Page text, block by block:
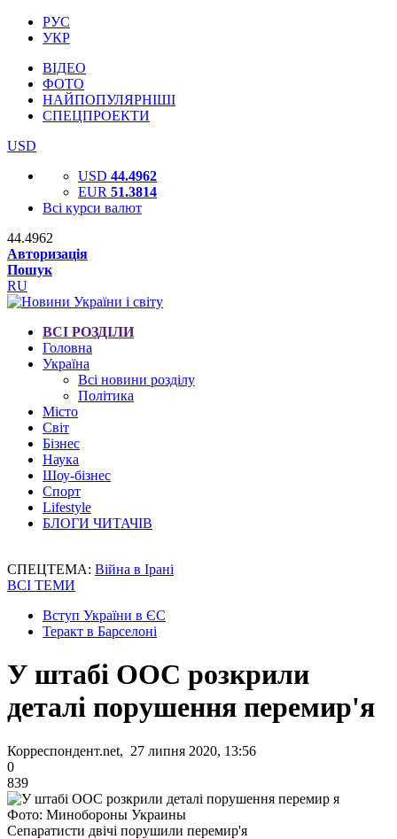
РУС
УКР
ВІДЕО
ФОТО
НАЙПОПУЛЯРНІШІ
СПЕЦПРОЕКТИ
USD
USD 44.4962
EUR 51.3814
Всі курси валют
44.4962
Авторизація
Пошук
RU
ВСІ РОЗДІЛИ
Головна
Україна
Всі новини розділу
Політика
Місто
Світ
Бізнес
Наука
Шоу-бізнес
Спорт
Lifestyle
БЛОГИ ЧИТАЧІВ
СПЕЦТЕМА: Війна в Ірані
ВСІ ТЕМИ
Вступ України в ЄС
Теракт в Барселоні
У штабі ООС розкрили
деталі порушення перемир'я
Корреспондент.net, 27 липня 2020, 13:56
0
839
Фото: Минобороны Украины
Сепаратисти двічі порушили перемир'я